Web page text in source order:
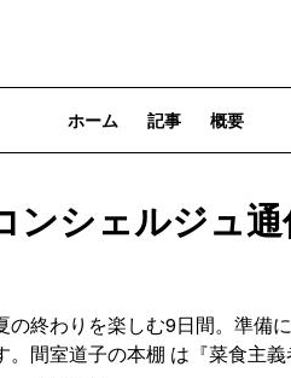
ホーム 記事 概要
ンシェルジュ
終わりを楽しむ9日間。準備
間室道子の本棚 は『菜食主義